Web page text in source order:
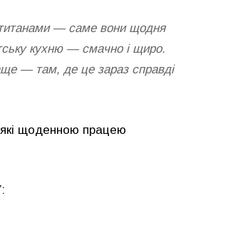
— саме вони щодня
кухню — смачно і щиро.
— там, де це зараз справді
щоденною працею